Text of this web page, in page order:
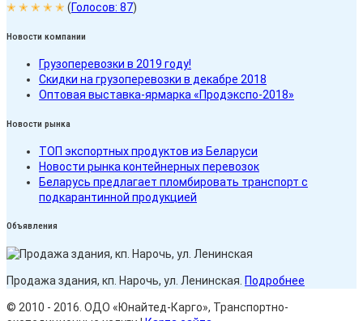
✭ ✭ ✭ ✭ ✭ (Голосов: 87)
Новости компании
Грузоперевозки в 2019 году!
Скидки на грузоперевозки в декабре 2018
Оптовая выставка-ярмарка «Продэкспо-2018»
Новости рынка
ТОП экспортных продуктов из Беларуси
Новости рынка контейнерных перевозок
Беларусь предлагает пломбировать транспорт с
подкарантинной продукцией
Объявления
Продажа здания, кп. Нарочь, ул. Ленинская. Подробнее
© 2010 - 2016. ОДО «Юнайтед-Карго», Транспортно-